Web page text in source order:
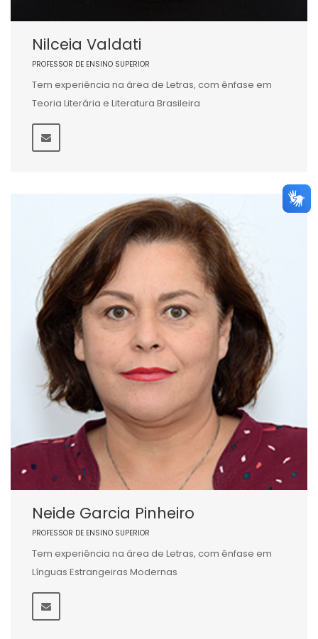
Nilceia Valdati
PROFESSOR DE ENSINO SUPERIOR
Tem experiência na área de Letras, com ênfase em
Teoria Literária e Literatura Brasileira
Neide Garcia Pinheiro
PROFESSOR DE ENSINO SUPERIOR
Tem experiência na área de Letras, com ênfase em
Línguas Estrangeiras Modernas